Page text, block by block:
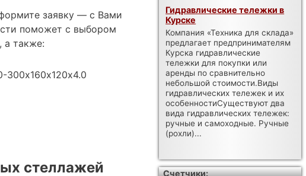
заявку — с Вами
поможет с выбором
а также:
300х160х120х4.0
стеллажей
Гидравлические тележки в
Курске
Компания «Техника для склада»
предлагает предпринимателям
Курска гидравлические
тележки для покупки или
аренды по сравнительно
небольшой стоимости.Виды
гидравлических тележек и их
особенностиСуществуют два
вида гидравлических тележек:
ручные и самоходные. Ручные
(рохли)...
Счетчики: